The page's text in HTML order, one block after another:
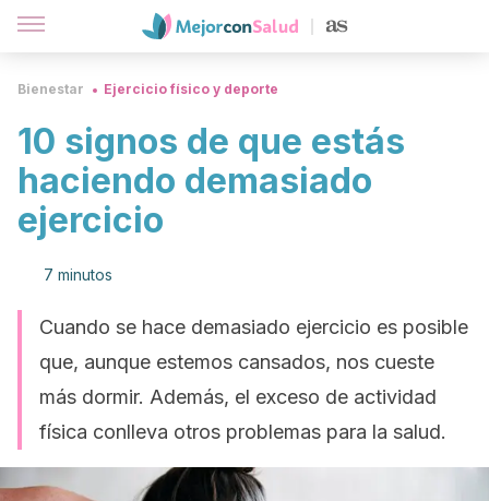
Bienestar Ejercicio físico y deporte
10 signos de que estás
haciendo demasiado
ejercicio
7 minutos
Cuando se hace demasiado ejercicio es posible
que, aunque estemos cansados, nos cueste
más dormir. Además, el exceso de actividad
física conlleva otros problemas para la salud.